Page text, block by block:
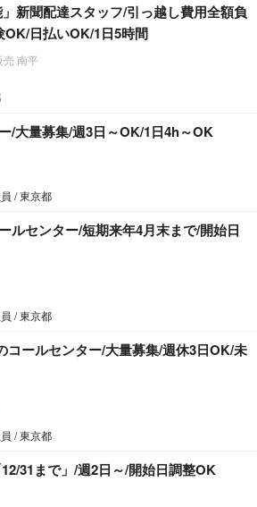
」新聞配達スタッフ/引っ越し費用全額負
日払いOK/1日5時間
南平
/大量募集/週3日～OK/1日4h～OK
/ 東京都
ルセンター/短期来年4月末まで/開始日
/ 東京都
コールセンター/大量募集/週休3日OK/未
/ 東京都
31まで」/週2日～/開始日調整OK